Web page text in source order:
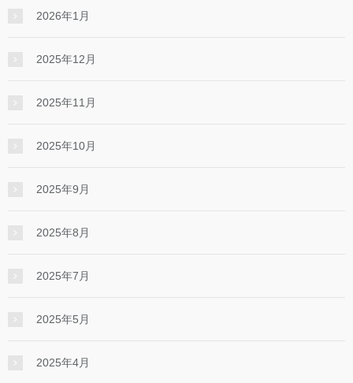
2026年1月
2025年12月
2025年11月
2025年10月
2025年9月
2025年8月
2025年7月
2025年5月
2025年4月